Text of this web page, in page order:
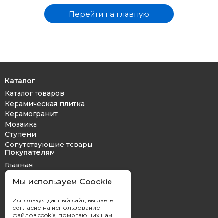
Перейти на главную
Каталог
Каталог товаров
Керамическая плитка
Керамогранит
Мозаика
Ступени
Сопутствующие товары
Покупателям
Главная
Дизайн проект
Оплата и доставка
Контакты
Мы используем Coockie
Используя данный сайт, вы даете
согласие на использование
файлов cookie, помогающих нам